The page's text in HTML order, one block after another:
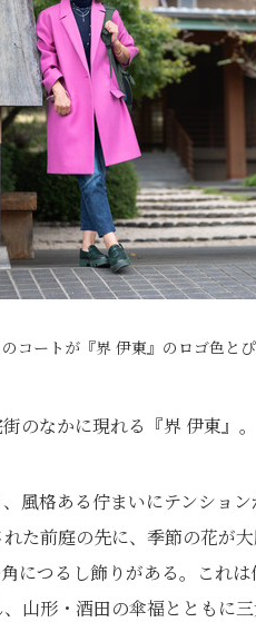
コートが『界 伊東』のロゴ色と
のなかに現れる『界 伊東』。
風格ある佇まいにテンショ
た前庭の先に、季節の花が
につるし飾りがある。これ
山形・酒田の傘福とともに